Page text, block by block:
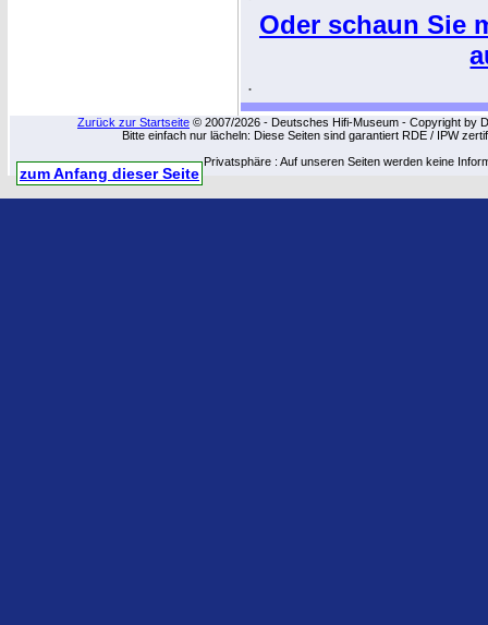
Oder schaun Sie
.
Zurück zur Startseite © 2007/2026 - Deutsches Hifi-Museum - Copyright by
Bitte einfach nur lächeln: Diese Seiten sind garantiert RDE / IPW
Privatsphäre : Auf unseren Seiten werden keine
zum Anfang dieser Seite